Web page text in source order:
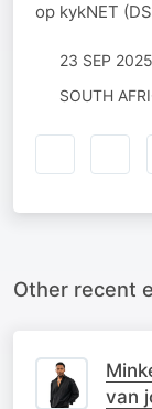
op kykNET
23 SEP
SOUTH
Other recent
van